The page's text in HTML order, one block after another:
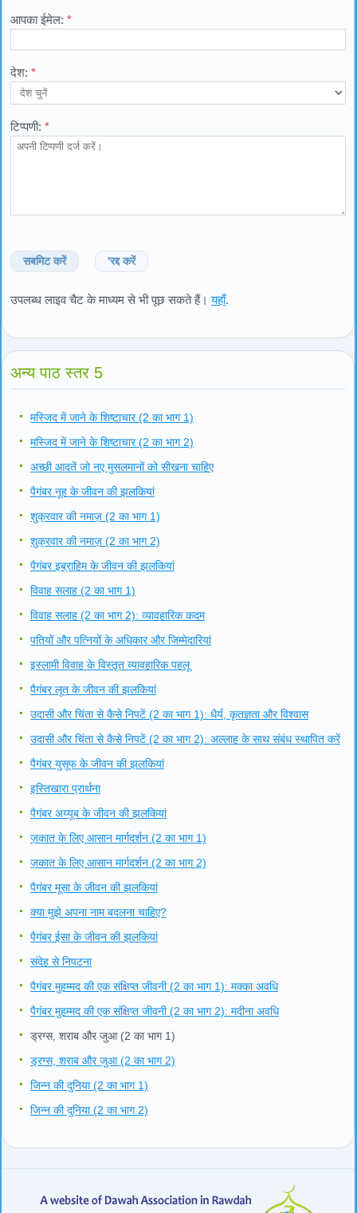
आपका ईमेल: *
देश: *
टिप्पणी: *
सबमिट करें 'रद्द करें
उपलब्ध लाइव चैट के माध्यम से भी पूछ सकते हैं।यहाँ.
अन्य पाठ स्तर 5
मस्जिद में जाने के शिष्टाचार (2 का भाग 1)
मस्जिद में जाने के शिष्टाचार (2 का भाग 2)
अच्छी आदतें जो नए मुसलमानों को सीखना चाहिए
पैगंबर नूह के जीवन की झलकियां
शुक्रवार की नमाज़ (2 का भाग 1)
शुक्रवार की नमाज़ (2 का भाग 2)
पैगंबर इब्राहिम के जीवन की झलकियां
विवाह सलाह (2 का भाग 1)
विवाह सलाह (2 का भाग 2): व्यावहारिक कदम
पतियों और पत्नियों के अधिकार और जिम्मेदारियां
इस्लामी विवाह के विस्तृत व्यावहारिक पहलू
पैगंबर लूत के जीवन की झलकियां
उदासी और चिंता से कैसे निपटें (2 का भाग 1): धैर्य, कृतज्ञता और विश्वास
उदासी और चिंता से कैसे निपटें (2 का भाग 2): अल्लाह के साथ संबंध स्थापित करें
पैगंबर युसूफ के जीवन की झलकियां
इस्तिखारा प्रार्थना
पैगंबर अय्यूब के जीवन की झलकियां
ज़कात के लिए आसान मार्गदर्शन (2 का भाग 1)
ज़कात के लिए आसान मार्गदर्शन (2 का भाग 2)
पैगंबर मूसा के जीवन की झलकियां
क्या मुझे अपना नाम बदलना चाहिए?
पैगंबर ईसा के जीवन की झलकियां
संदेह से निपटना
पैगंबर मुहम्मद की एक संक्षिप्त जीवनी (2 का भाग 1): मक्का अवधि
पैगंबर मुहम्मद की एक संक्षिप्त जीवनी (2 का भाग 2): मदीना अवधि
ड्रग्स, शराब और जुआ (2 का भाग 1)
ड्रग्स, शराब और जुआ (2 का भाग 2)
जिन्न की दुनिया (2 का भाग 1)
जिन्न की दुनिया (2 का भाग 2)